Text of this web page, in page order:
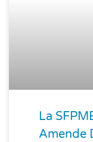
La
Amende